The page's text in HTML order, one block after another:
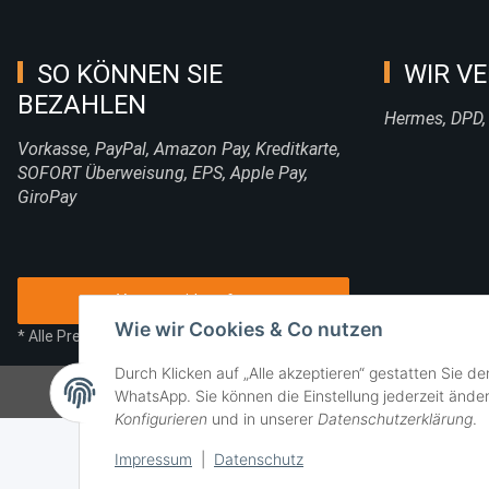
Wie wir Cookies & Co nutzen
Durch Klicken auf „Alle akzeptieren“ gestatten Sie
WhatsApp. Sie können die Einstellung jederzeit
Konfigurieren und in unserer Datenschutzerklärung.
Impressum Datenschutz
SO KÖNNEN SIE
BEZAHLEN
Vorkasse, PayPal, Amazon Pay, Kreditkarte,
SOFORT Überweisung, EPS, Apple Pay,
GiroPay
WIR
Hermes,
Vertrag widerrufen
* Alle Preise inkl. gesetzlicher USt., zzgl.Versand